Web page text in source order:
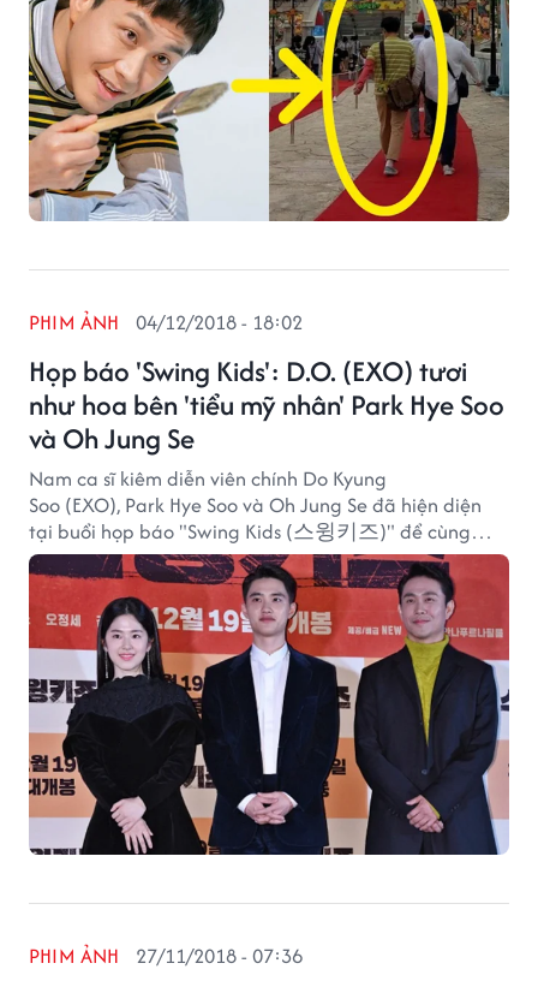
Họp báo 'Swing Kids': D.O. (EXO) tươi
như hoa bên 'tiểu mỹ nhân' Park Hye Soo
và Oh Jung Se
PHIM ẢNH 04/12/2018 - 18:02
Nam ca sĩ kiêm diễn viên chính Do Kyung
Soo (EXO), Park Hye Soo và Oh Jung Se đã hiện diện
tại buổi họp báo "Swing Kids (스윙키즈)" để cùng
chia sẻ một số thông tin trước khi phim chính thức ra
mắt.
PHIM ẢNH 27/11/2018 - 07:36